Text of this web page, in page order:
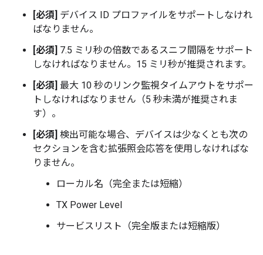
[必須] デバイス ID プロファイルをサポートしなけれ
ばなりません。
[必須] 7.5 ミリ秒の倍数であるスニフ間隔をサポート
しなければなりません。15 ミリ秒が推奨されます。
[必須] 最大 10 秒のリンク監視タイムアウトをサポー
トしなければなりません（5 秒未満が推奨されま
す）。
[必須] 検出可能な場合、デバイスは少なくとも次の
セクションを含む拡張照会応答を使用しなければな
りません。
ローカル名（完全または短縮）
TX Power Level
サービスリスト（完全版または短縮版）